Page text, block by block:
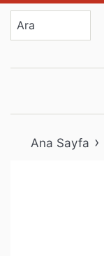
İçeriğe
atla
Ana Sayfa ›